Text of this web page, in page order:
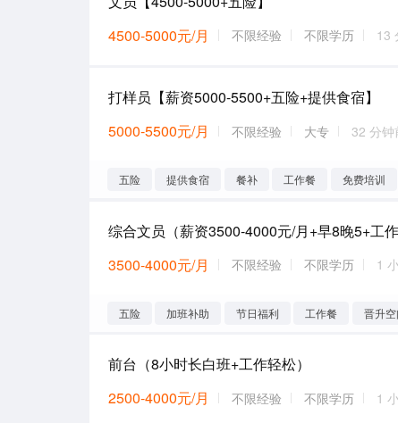
4500-5000元/月
不限经验 不限学历 13
打样员【薪资5000-5500+五险+提供食宿】
5000-5500元/月
不限经验 大专 32 分钟
五险 提供食宿 餐补 工作餐 免费培训
3500-4000元/月
不限经验 不限学历 1
五险 加班补助 节日福利 工作餐 晋升空
前台（8小时长白班+工作轻松）
2500-4000元/月
不限经验 不限学历 1